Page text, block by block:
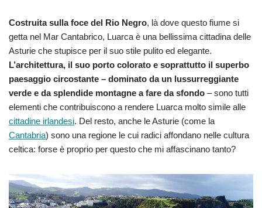
Costruita sulla foce del Rio Negro, là dove questo fiume si
getta nel Mar Cantabrico, Luarca è una bellissima cittadina delle
Asturie che stupisce per il suo stile pulito ed elegante.
L’architettura, il suo porto colorato e soprattutto il superbo
paesaggio circostante – dominato da un lussurreggiante
verde e da splendide montagne a fare da sfondo – sono tutti
elementi che contribuiscono a rendere Luarca molto simile alle
cittadine irlandesi. Del resto, anche le Asturie (come la
Cantabria) sono una regione le cui radici affondano nelle cultura
celtica: forse è proprio per questo che mi affascinano tanto?